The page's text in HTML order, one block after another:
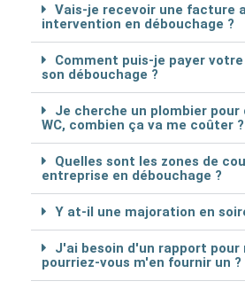
Vais-je recevoir une facture
intervention en débouchage ?
Comment puis-je payer
son débouchage ?
Je cherche un plombier pour
WC, combien ça va me coûter ?
Quelles sont les zones de
entreprise en débouchage ?
Y at-il une majoration en
J'ai besoin d'un rapport pour
pourriez-vous m'en fournir un ?